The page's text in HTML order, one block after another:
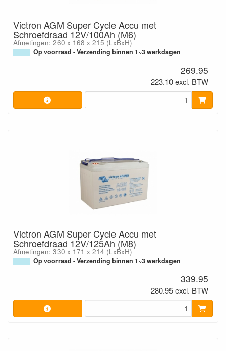
Victron AGM Super Cycle Accu met
Schroefdraad 12V/100Ah (M6)
Afmetingen: 260 x 168 x 215 (LxBxH)
Op voorraad - Verzending binnen 1~3 werkdagen
269.95
223.10 excl. BTW
Victron AGM Super Cycle Accu met
Schroefdraad 12V/125Ah (M8)
Afmetingen: 330 x 171 x 214 (LxBxH)
Op voorraad - Verzending binnen 1~3 werkdagen
339.95
280.95 excl. BTW